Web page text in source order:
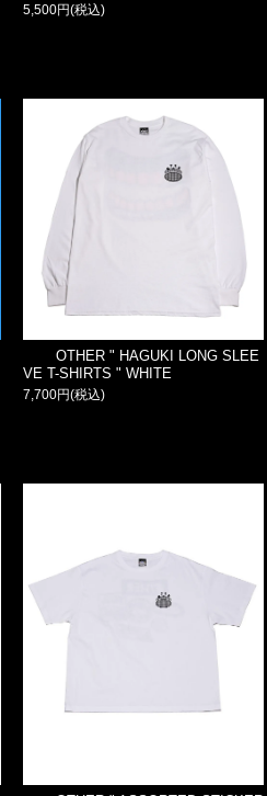
5,500円(税込)
OTHER " HAGUKI LONG SLEE
VE T-SHIRTS " WHITE
7,700円(税込)